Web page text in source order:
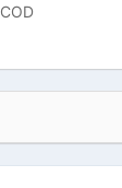
COD